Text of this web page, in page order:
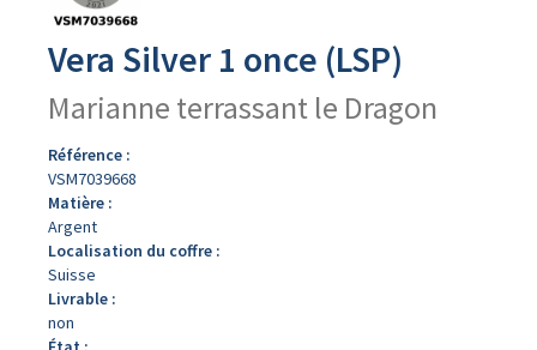
Vera Silver 1 once (LSP)
Marianne terrassant le Dragon
Référence :
VSM7039668
Matière :
Argent
Localisation du coffre :
Suisse
Livrable :
non